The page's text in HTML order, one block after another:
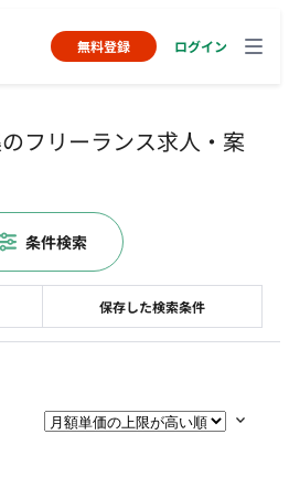
無料登録 ログイン
フリーランス求人・案
保存した検索条件
条件検索